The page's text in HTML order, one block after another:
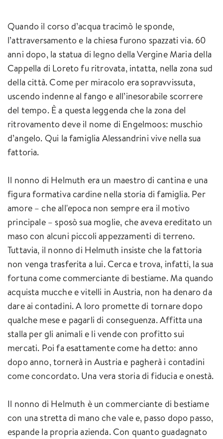
Quando il corso d’acqua tracimò le sponde,
l’attraversamento e la chiesa furono spazzati via. 60
anni dopo, la statua di legno della Vergine Maria della
Cappella di Loreto fu ritrovata, intatta, nella zona sud
della città. Come per miracolo era sopravvissuta,
uscendo indenne al fango e all’inesorabile scorrere
del tempo. È a questa leggenda che la zona del
ritrovamento deve il nome di Engelmoos: muschio
d’angelo. Qui la famiglia Alessandrini vive nella sua
fattoria.
Il nonno di Helmuth era un maestro di cantina e una
figura formativa cardine nella storia di famiglia. Per
amore – che all'epoca non sempre era il motivo
principale – sposò sua moglie, che aveva ereditato un
maso con alcuni piccoli appezzamenti di terreno.
Tuttavia, il nonno di Helmuth insiste che la fattoria
non venga trasferita a lui. Cerca e trova, infatti, la sua
fortuna come commerciante di bestiame. Ma quando
acquista mucche e vitelli in Austria, non ha denaro da
dare ai contadini. A loro promette di tornare dopo
qualche mese e pagarli di conseguenza. Affitta una
stalla per gli animali e li vende con profitto sui
mercati. Poi fa esattamente come ha detto: anno
dopo anno, tornerà in Austria e pagherà i contadini
come concordato. Una vera storia di fiducia e onestà.
Il nonno di Helmuth è un commerciante di bestiame
con una stretta di mano che vale e, passo dopo passo,
espande la propria azienda. Con quanto guadagnato